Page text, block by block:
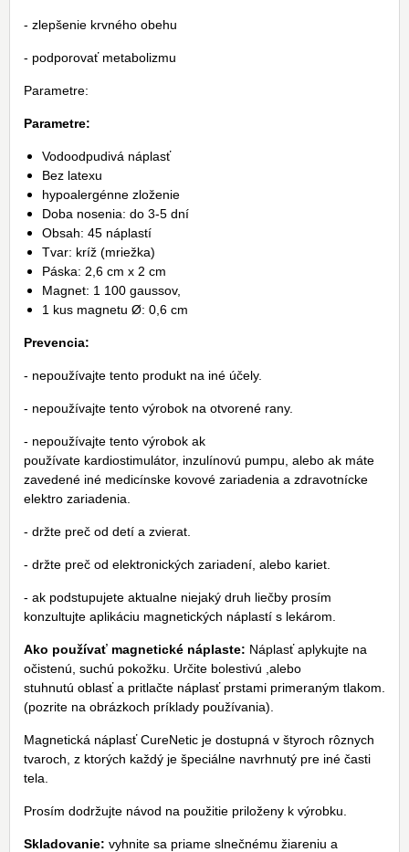
- zlepšenie krvného obehu
- podporovať metabolizmu
Parametre:
Parametre:
Vodoodpudivá náplasť
Bez latexu
hypoalergénne zloženie
Doba nosenia: do 3-5 dní
Obsah: 45 náplastí
Tvar: kríž (mriežka)
Páska: 2,6 cm x 2 cm
Magnet: 1 100 gaussov,
1 kus magnetu Ø: 0,6 cm
Prevencia:
- nepoužívajte tento produkt na iné účely.
- nepoužívajte tento výrobok na otvorené rany.
- nepoužívajte tento výrobok ak
používate kardiostimulátor, inzulínovú pumpu, alebo ak máte
zavedené iné medicínske kovové zariadenia a zdravotnícke
elektro zariadenia.
- držte preč od detí a zvierat.
- držte preč od elektronických zariadení, alebo kariet.
- ak podstupujete aktualne niejaký druh liečby prosím
konzultujte aplikáciu magnetických náplastí s lekárom.
Ako používať magnetické náplaste: Náplasť aplykujte na
očistenú, suchú pokožku. Určite bolestivú ,alebo
stuhnutú oblasť a pritlačte náplasť prstami primeraným tlakom.
(pozrite na obrázkoch príklady používania).
Magnetická náplasť CureNetic je dostupná v štyroch rôznych
tvaroch, z ktorých každý je špeciálne navrhnutý pre iné časti
tela.
Prosím dodržujte návod na použitie priloženy k výrobku.
Skladovanie: vyhnite sa priame slnečnému žiareniu a